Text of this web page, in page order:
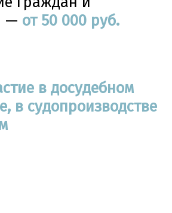
— от 50 000 руб.
в досудебном
в судопроизводстве